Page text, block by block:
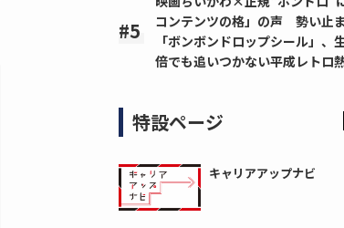
コンテンツの格」の声 勢い止
「ボンボンドロップシール」、
倍でも追いつかない平成レトロ
特設ページ
キャリアアップナビ